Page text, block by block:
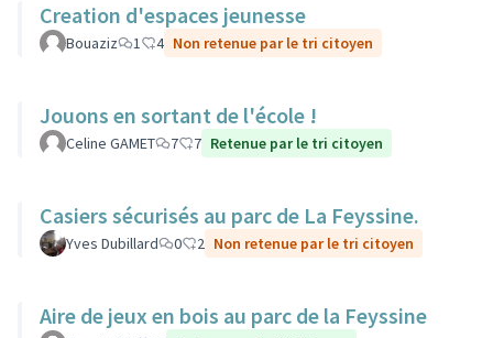
Creation d'espaces jeunesse
Bouaziz 1 4 Non retenue par le tri citoyen
Jouons en sortant de l'école !
Celine GAMET 7 7 Retenue par le tri citoyen
Casiers sécurisés au parc de La Feyssine.
Yves Dubillard 0 2 Non retenue par le tri citoyen
Aire de jeux en bois au parc de la Feyssine